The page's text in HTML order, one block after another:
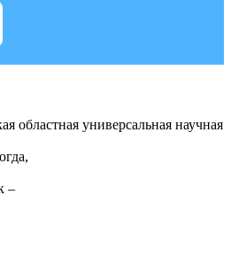
областная универсальная научная
–